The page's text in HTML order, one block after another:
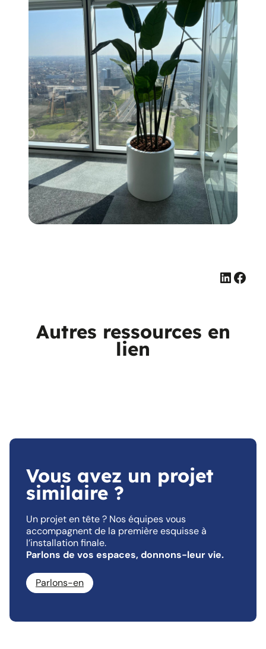
Autres ressources en
lien
Vous avez un projet
similaire ?
Un projet en tête ? Nos équipes vous
accompagnent de la première esquisse à
l’installation finale.
Parlons de vos espaces, donnons-leur vie.
Parlons-en